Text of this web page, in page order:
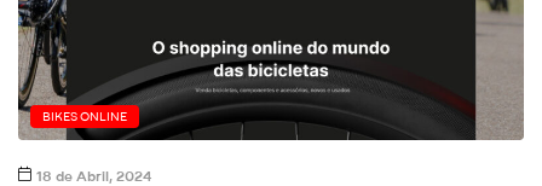
BIKES ONLINE
18 de Abril, 2024